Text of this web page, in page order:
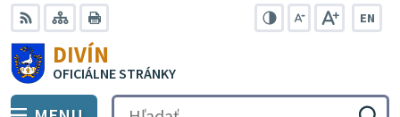
Preskočiť
na
obsah
RSS Mapa
EN
DIVÍN
OFICIÁLNE STRÁNKY